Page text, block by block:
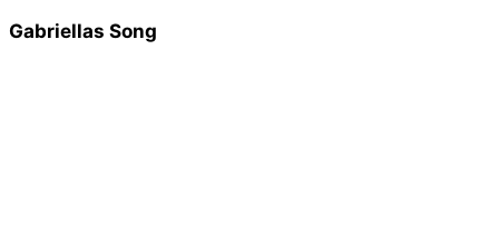
Gabriellas Song